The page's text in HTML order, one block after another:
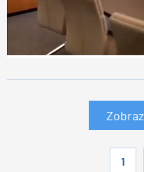
1